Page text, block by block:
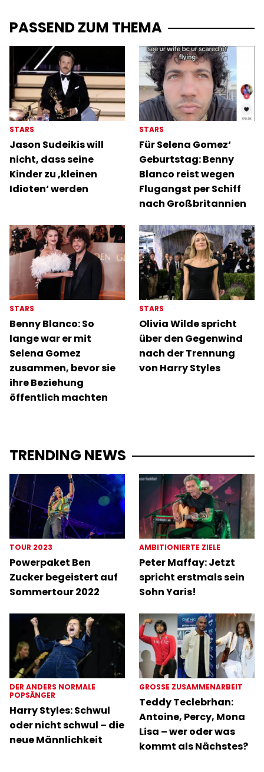
PASSEND ZUM THEMA
STARS
Jason Sudeikis will
nicht, dass seine
Kinder zu ‚kleinen
Idioten‘ werden
STARS
Für Selena Gomez‘
Geburtstag: Benny
Blanco reist wegen
Flugangst per Schiff
nach Großbritannien
STARS
Benny Blanco: So
lange war er mit
Selena Gomez
zusammen, bevor sie
ihre Beziehung
öffentlich machten
STARS
Olivia Wilde spricht
über den Gegenwind
nach der Trennung
von Harry Styles
TRENDING NEWS
TOUR 2023
Powerpaket Ben
Zucker begeistert auf
Sommertour 2022
AMBITIONIERTE ZIELE
Peter Maffay: Jetzt
spricht erstmals sein
Sohn Yaris!
DER ANDERS NORMALE
POPSÄNGER
Harry Styles: Schwul
oder nicht schwul – die
neue Männlichkeit
GROSSE ZUSAMMENARBEIT
Teddy Teclebrhan:
Antoine, Percy, Mona
Lisa – wer oder was
kommt als Nächstes?